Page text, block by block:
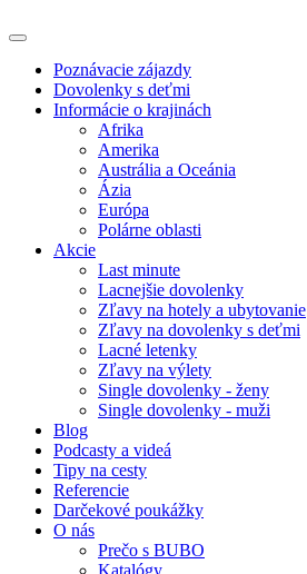
Poznávacie zájazdy
Dovolenky s deťmi
Informácie o krajinách
Afrika
Amerika
Austrália a Oceánia
Ázia
Európa
Polárne oblasti
Akcie
Last minute
Lacnejšie dovolenky
Zľavy na hotely a ubytovanie
Zľavy na dovolenky s deťmi
Lacné letenky
Zľavy na výlety
Single dovolenky - ženy
Single dovolenky - muži
Blog
Podcasty a videá
Tipy na cesty
Referencie
Darčekové poukážky
O nás
Prečo s BUBO
Katalógy